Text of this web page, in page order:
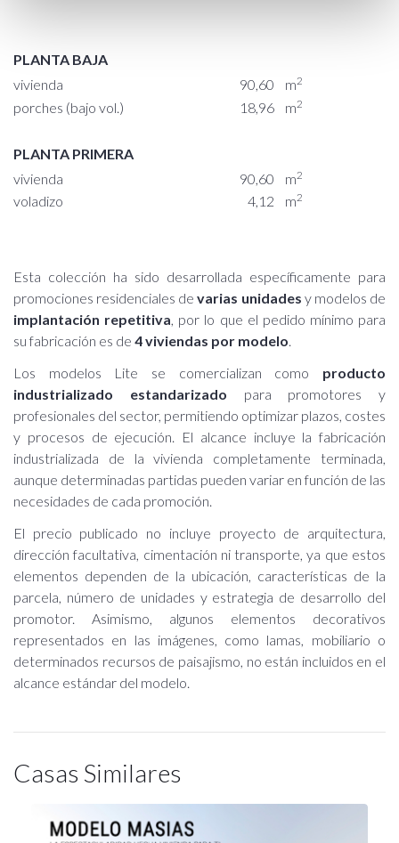
PLANTA BAJA
vivienda
90,60 m2
porches (bajo vol.) 18,96 m2
PLANTA PRIMERA
vivienda
90,60 m2
voladizo 4,12 m2
Esta colección ha sido desarrollada específicamente para
promociones residenciales devarias unidades y modelos de
implantación repetitiva, por lo que el pedido mínimo para
su fabricación es de 4 viviendas por modelo.
Los modelos Lite se comercializan como producto
industrializado estandarizado para promotores y
profesionales del sector, permitiendo optimizar plazos, costes
y procesos de ejecución. El alcance incluye la fabricación
industrializada de la vivienda completamente terminada,
aunque determinadas partidas pueden variar en función de las
necesidades de cada promoción.
El precio publicado no incluye proyecto de arquitectura,
dirección facultativa, cimentación ni transporte, ya que estos
elementos dependen de la ubicación, características de la
parcela, número de unidades y estrategia de desarrollo del
promotor. Asimismo, algunos elementos decorativos
representados en las imágenes, como lamas, mobiliario o
determinados recursos de paisajismo, no están incluidos en el
alcance estándar del modelo.
Casas Similares